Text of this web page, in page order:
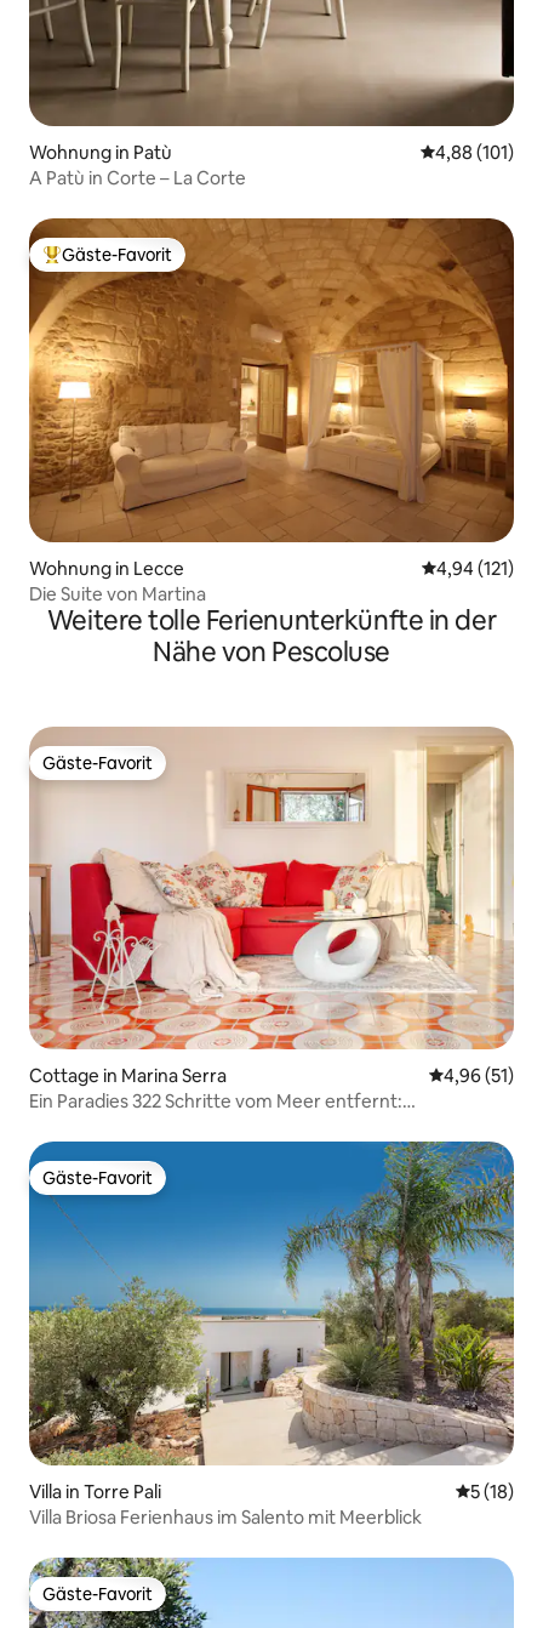
Wohnung in Patù
4,88 (101)
A Patù in Corte – La Corte
Beliebter Gäste-Favorit.
Gäste-Favorit
Wohnung in Lecce
4,94 (121)
Die Suite von Martina
Weitere tolle Ferienunterkünfte in der
Nähe von Pescoluse
Gäste-Favorit
Gäste-Favorit
Cottage in Marina Serra
4,96 (51)
Ein Paradies 322 Schritte vom Meer entfernt:
Gäste-Favorit
Gäste-Favorit
Villa in Torre Pali
5 (18)
Villa Briosa Ferienhaus im Salento mit Meerblick
Gäste-Favorit
Gäste-Favorit